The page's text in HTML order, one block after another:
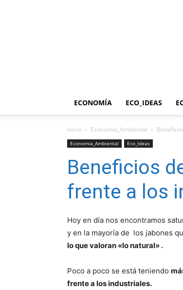
ECONOMÍA ECO_IDEAS
Inicio Economia_Ambiental
Economia_Ambiental Eco_Ideas
Beneficios
frente a los
Hoy en día nos encontramos
y en la mayoría de los jabones
lo que valoran «lo natural» .
Poco a poco se está teniendo
frente a los industriales.